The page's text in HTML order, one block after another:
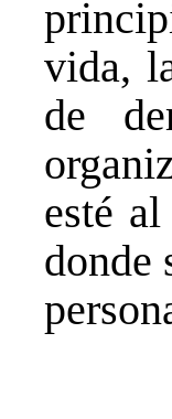
vida,
de
esté
donde